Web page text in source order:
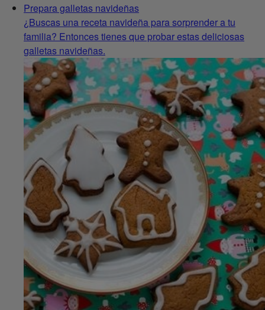
Prepara galletas navideñas
¿Buscas una receta navideña para sorprender a tu
familia? Entonces tienes que probar estas deliciosas
galletas navideñas.